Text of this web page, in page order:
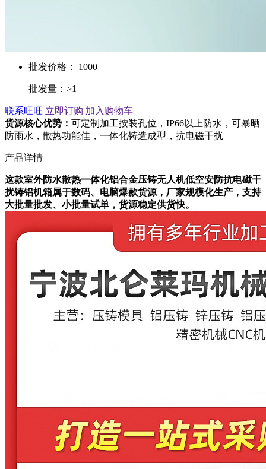
批发价格： 1000
批发量：>1
联系旺旺 立即订购 加入购物车
货源核心优势： 可定制加工按装孔位，IP66以上防水，可暴晒
防雨水，散热功能佳，一体化铸造成型，抗电磁干扰
产品详情
这款室外防水散热一体化铝合金压铸无人机低空安防抗电磁干
扰铸铝机箱属于数码、电脑爆款货源，厂家规模化生产，支持
大批量批发、小批量试单，货源稳定供货快。